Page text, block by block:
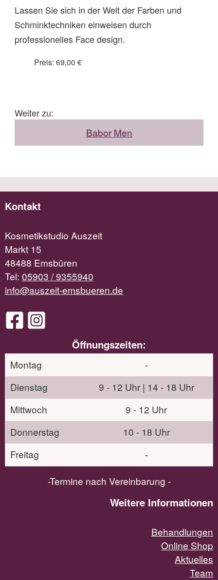
Lassen Sie sich in der Welt der Farben und
Schminktechniken einweisen durch
professionelles Face design.
Preis: 69,00 €
Weiter zu:
Babor Men
Kontakt
Kosmetikstudio Auszeit
Markt 15
48488 Emsbüren
Tel: 05903 / 9355940
info@auszeit-emsbueren.de
Öffnungszeiten:
Montag
-
Dienstag
9 - 12 Uhr | 14 - 18 Uhr
Mittwoch
9 - 12 Uhr
Donnerstag
10 - 18 Uhr
Freitag
-
-Termine nach Vereinbarung -
Weitere Informationen
Behandlungen
Online Shop
Aktuelles
Team